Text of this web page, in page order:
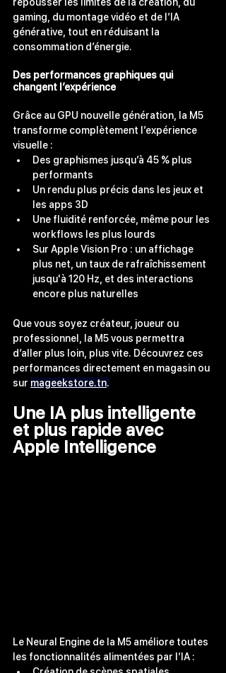
gaming, du montage vidéo et de l’IA
générative, tout en réduisant la
consommation d’énergie.
Des performances graphiques qui
changent l’expérience
Grâce au GPU nouvelle génération, la M5
transforme complètement l’expérience
visuelle :
Des graphismes jusqu’à 45 % plus
performants
Un rendu plus précis dans les jeux et
les apps 3D
Une fluidité renforcée, même pour les
workflows les plus lourds
Sur Apple Vision Pro : un affichage
plus net, un taux de rafraîchissement
jusqu'à 120 Hz, et des interactions
encore plus naturelles
Que vous soyez créateur, joueur ou
professionnel, la M5 vous permettra
d’aller plus loin, plus vite. Découvrez ces
performances directement en magasin ou
sur mageekstore.tn.
Une IA plus intelligente
et plus rapide avec
Apple Intelligence
Le Neural Engine de la M5 améliore toutes
les fonctionnalités alimentées par l’IA :